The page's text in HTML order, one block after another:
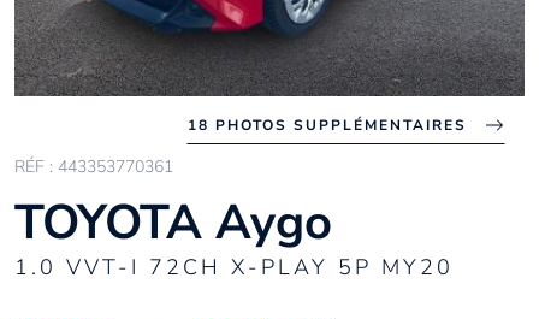
18 PHOTOS SUPPLÉMENTAIRES
RÉF : 443353770361
TOYOTA Aygo
1.0 VVT-I 72CH X-PLAY 5P MY20